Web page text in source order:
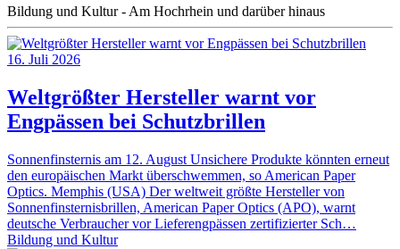
Bildung und Kultur - Am Hochrhein und darüber hinaus
16. Juli 2026
Weltgrößter Hersteller warnt vor
Engpässen bei Schutzbrillen
Sonnenfinsternis am 12. August Unsichere Produkte könnten erneut
den europäischen Markt überschwemmen, so American Paper
Optics. Memphis (USA) Der weltweit größte Hersteller von
Sonnenfinsternisbrillen, American Paper Optics (APO), warnt
deutsche Verbraucher vor Lieferengpässen zertifizierter Sch…
Bildung und Kultur